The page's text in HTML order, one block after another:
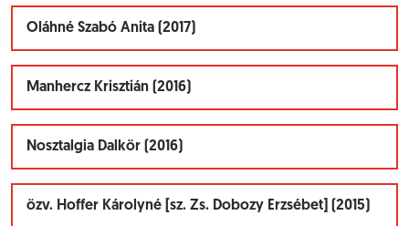
Oláhné Szabó Anita (2017)
Manhercz Krisztián (2016)
Nosztalgia Dalkör (2016)
özv. Hoffer Károlyné [sz. Zs. Dobozy Erzsébet] (2015)